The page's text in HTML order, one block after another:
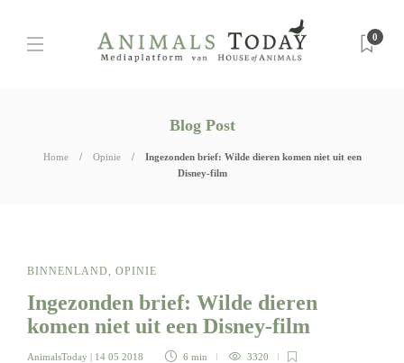
0
Blog Post
Home Opinie
Ingezonden brief: Wilde dieren komen niet uit een
Disney-film
BINNENLAND, OPINIE
Ingezonden brief: Wilde dieren
komen niet uit een Disney-film
AnimalsToday | 14 05 2018 6 min 3320